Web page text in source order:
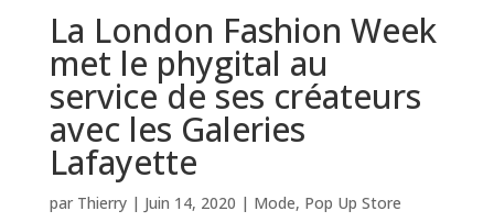
La London Fashion Week
met le phygital au
service de ses créateurs
avec les Galeries
Lafayette
par Thierry| Juin 14, 2020 | Mode, Pop Up Store